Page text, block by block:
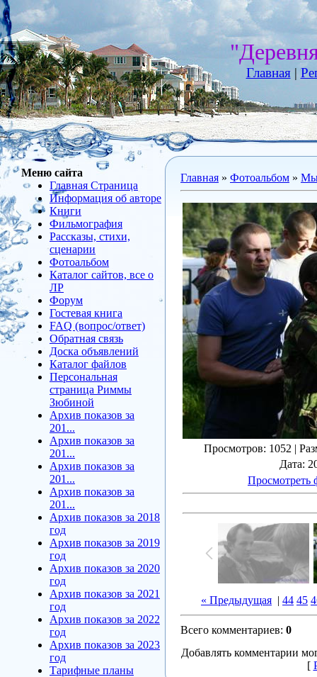
Главная|
Меню сайта
Главная Страница
Информация об авторе
Книги
Фильмография
Рассказы, стихи,
сценарии
Фотоальбом
Каталог сайтов, все о
ЛР
Форум
Гостевая книга
FAQ (вопрос/ответ)
Обратная связь
Доска объявлений
Каталог файлов
Персональная
страница Риммы
Зюбиной
Архив показов за
201...
Архив показов за
201...
Архив показов за
201...
Архив показов за
201...
Архив показов за 2018
год
Архив показов за 2019
год
Архив показов за 2020
год
Архив показов за 2021
год
Архив показов за 2022
год
Архив показов за 2023
год
Тарифные планы
Главная » Фотоальбом » Мы
Просмотров: 1052 |
Дата:
Просмотреть
« Предыдущая | 44 45
Всего комментариев: 0
Добавлять комментарии
[